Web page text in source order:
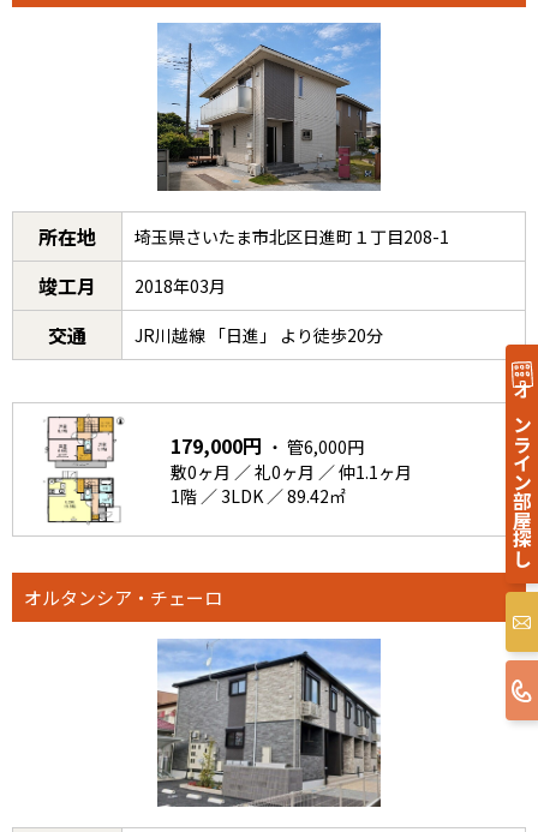
所在地 埼玉県さいたま市北区日進町１丁目208-1
竣工月 2018年03月
交通 JR川越線 「日進」 より徒歩20分
179,000円 ・ 管6,000円
敷0ヶ月 ／ 礼0ヶ月 ／ 仲1.1ヶ月
1階 ／ 3LDK ／ 89.42㎡
オルタンシア・チェーロ
オンライン部屋探し